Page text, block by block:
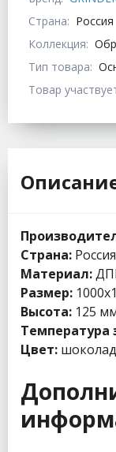
Страна: Россия
Коллекция:
Тип товара:
Товар
Страна: Россия
Материал:
Размер:
Высота: 125
Температура
Цвет: шоколад